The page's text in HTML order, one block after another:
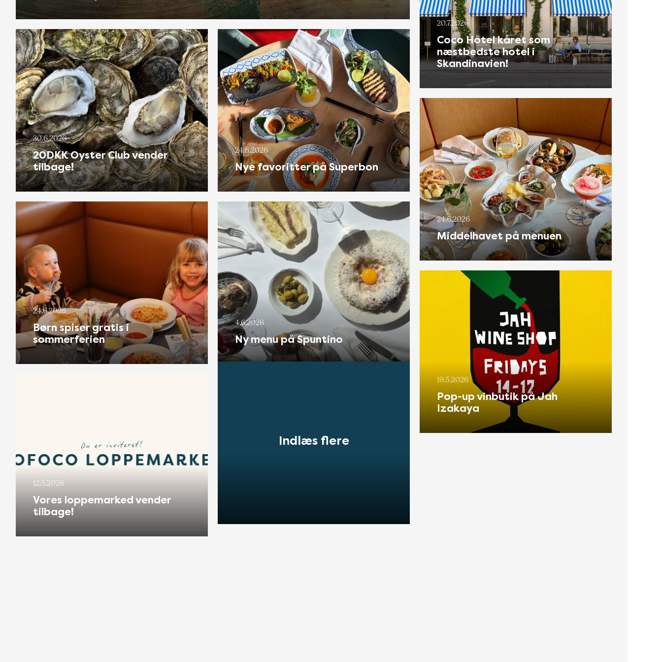
20.7.2026
Coco Hotel kåret som
næstbedste hotel i
Skandinavien!
30.6.2026
20DKK Oyster Club vender
tilbage!
24.6.2026
Nye favoritter på Superbon
24.6.2026
Middelhavet på menuen
24.6.2026
Børn spiser gratis i
sommerferien
4.6.2026
Ny menu på Spuntino
19.5.2026
Pop-up vinbutik på Jah
Izakaya
12.5.2026
Vores loppemarked vender
tilbage!
Indlæs flere